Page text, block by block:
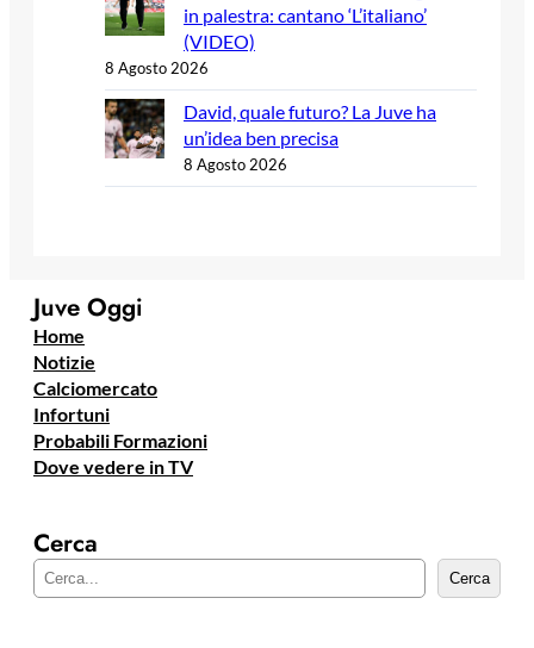
in palestra: cantano ‘L’italiano’
(VIDEO)
8 Agosto 2026
David, quale futuro? La Juve ha
un’idea ben precisa
8 Agosto 2026
Juve Oggi
Home
Notizie
Calciomercato
Infortuni
Probabili Formazioni
Dove vedere in TV
Cerca
e
Cerca